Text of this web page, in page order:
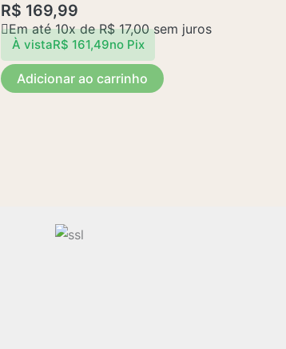
R$ 169,99
Em até 10x deR$17,00sem juros
À vistaR$ 161,49no Pix
Adicionar ao carrinho